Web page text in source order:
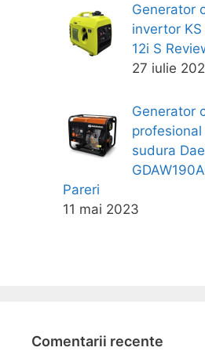
Generator
invertor KS
12i S
27 iulie
Generator
sudura
Pareri
11 mai 2023
Comentarii recente